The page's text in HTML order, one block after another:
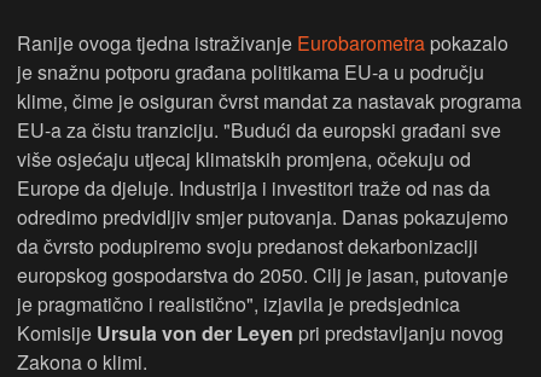
Ranije ovoga tjedna istraživanje Eurobarometra pokazalo
je snažnu potporu građana politikama EU-a u području
klime, čime je osiguran čvrst mandat za nastavak programa
EU-a za čistu tranziciju. "Budući da europski građani sve
više osjećaju utjecaj klimatskih promjena, očekuju od
Europe da djeluje. Industrija i investitori traže od nas da
odredimo predvidljiv smjer putovanja. Danas pokazujemo
da čvrsto podupiremo svoju predanost dekarbonizaciji
europskog gospodarstva do 2050. Cilj je jasan, putovanje
je pragmatično i realistično", izjavila je predsjednica
Komisije Ursula von der Leyen pri predstavljanju novog
Zakona o klimi.